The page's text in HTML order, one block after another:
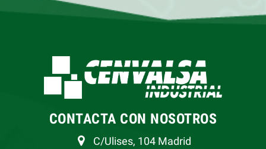
CONTACTA CON NOSOTROS
C/Ulises, 104 Madrid